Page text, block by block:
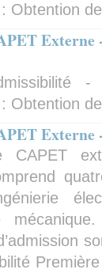
: Obtention
Externe
: Obtention
Externe
CAPET